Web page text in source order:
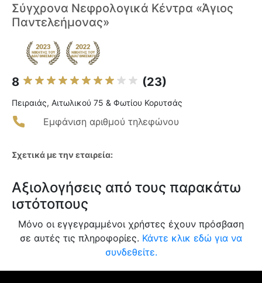
Σύγχρονα Νεφρολογικά Κέντρα «Άγιος
Παντελεήμονας»
8 (23)
Πειραιάς, Αιτωλικού 75 & Φωτίου Κορυτσάς
Εμφάνιση αριθμού τηλεφώνου
Σχετικά με την εταιρεία:
Αξιολογήσεις από τους παρακάτω
ιστότοπους
Μόνο οι εγγεγραμμένοι χρήστες έχουν πρόσβαση
σε αυτές τις πληροφορίες. Κάντε κλικ εδώ για να
συνδεθείτε.